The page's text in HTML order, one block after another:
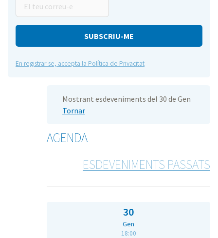
teu
correu-
En registrar-se, accepta la Política de Privacitat
Mostrant esdeveniments del 30 de Gen
Tornar
AGENDA
ESDEVENIMENTS PASSATS
30
Gen
18:00